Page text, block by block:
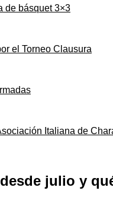
de básquet 3×3
el Torneo Clausura
Italiana de
julio y